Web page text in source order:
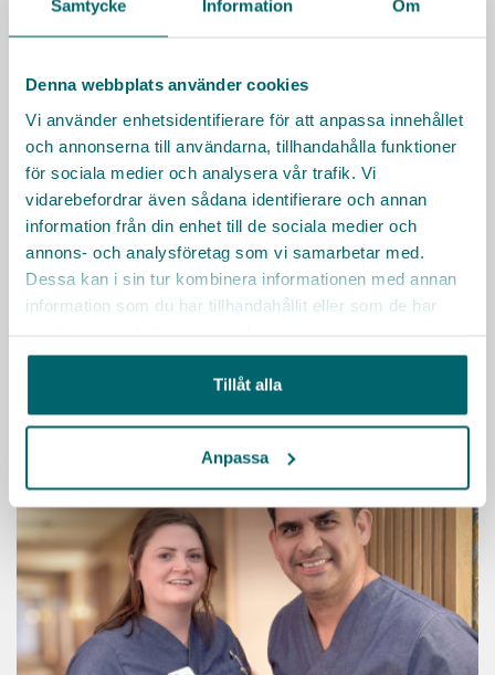
Samtycke Information Om
Denna webbplats använder cookies
Vi använder enhetsidentifierare för att anpassa innehållet
och annonserna till användarna, tillhandahålla funktioner
för sociala medier och analysera vår trafik. Vi
vidarebefordrar även sådana identifierare och annan
information från din enhet till de sociala medier och
annons- och analysföretag som vi samarbetar med.
Dessa kan i sin tur kombinera informationen med annan
information som du har tillhandahållit eller som de har
Tillåt alla
Anpassa
Nacka kommun
Vill du arbeta i en kommun med gott rykte tillsammans
med engagerade kollegor och chefer? Vi erbjuder ett
spännande och omväxlande arbete där du
tillsammans med engagerade kollegor arbetar för att
skapa en härlig tillvaro för seniorerna i Nacka
kommun!